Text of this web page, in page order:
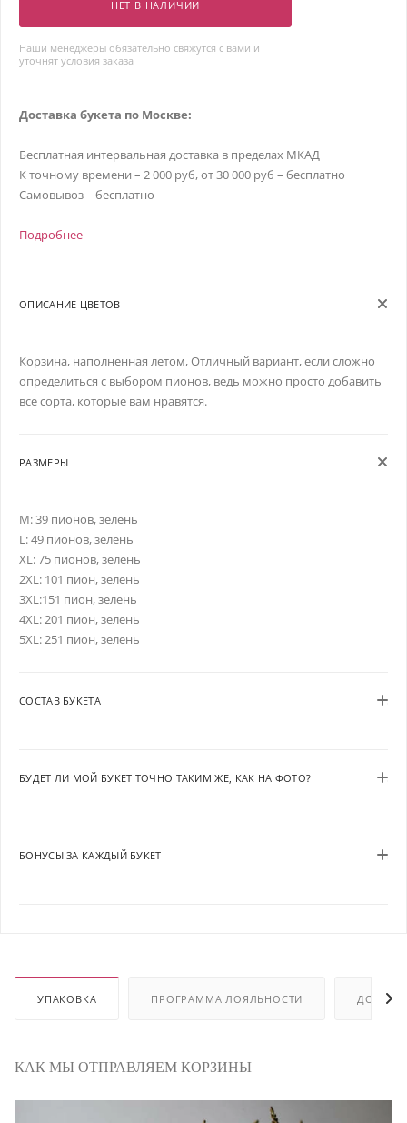
НЕТ В НАЛИЧИИ
Наши менеджеры обязательно свяжутся с вами и
уточнят условия заказа
Доставка букета по Москве:
Бесплатная интервальная доставка в пределах МКАД
К точному времени – 2 000 руб, от 30 000 руб – бесплатно
Самовывоз – бесплатно
Подробнее
ОПИСАНИЕ ЦВЕТОВ
Корзина, наполненная летом, Отличный вариант, если сложно
определиться с выбором пионов, ведь можно просто добавить
все сорта, которые вам нравятся.
РАЗМЕРЫ
M: 39 пионов, зелень
L: 49 пионов, зелень
XL: 75 пионов, зелень
2XL: 101 пион, зелень
3XL:151 пион, зелень
4XL: 201 пион, зелень
5XL: 251 пион, зелень
СОСТАВ БУКЕТА
БУДЕТ ЛИ МОЙ БУКЕТ ТОЧНО ТАКИМ ЖЕ, КАК НА ФОТО?
БОНУСЫ ЗА КАЖДЫЙ БУКЕТ
УПАКОВКА ПРОГРАММА ЛОЯЛЬНОСТИ
КАК МЫ ОТПРАВЛЯЕМ КОРЗИНЫ